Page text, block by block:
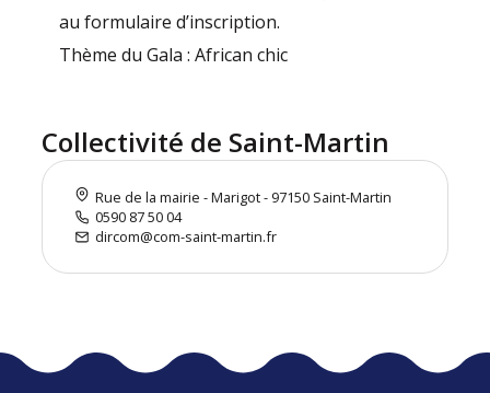
au formulaire d’inscription.
Thème du Gala : African chic
Collectivité de Saint-Martin
Rue de la mairie - Marigot - 97150 Saint-Martin
0590 87 50 04
dircom@com-saint-martin.fr